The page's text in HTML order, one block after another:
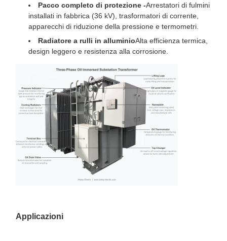
Pacco completo di protezione -Arrestatori di fulmini
installati in fabbrica (36 kV), trasformatori di corrente,
apparecchi di riduzione della pressione e termometri.
Radiatore a rulli in alluminioAlta efficienza termica,
design leggero e resistenza alla corrosione.
Applicazioni